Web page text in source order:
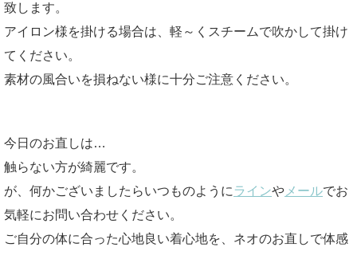
致します。
アイロン様を掛ける場合は、軽～くスチームで吹かして掛け
てください。
素材の風合いを損ねない様に十分ご注意ください。
今日のお直しは…
触らない方が綺麗です。
が、何かございましたらいつものように ラインや メールでお
気軽にお問い合わせください。
ご自分の体に合った心地良い着心地を、ネオのお直しで体感